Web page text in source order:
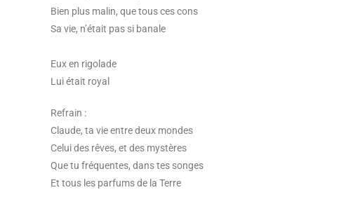
Bien plus malin, que tous ces cons
Sa vie, n’était pas si banale
Eux en rigolade
Lui était royal
Refrain :
Claude, ta vie entre deux mondes
Celui des rêves, et des mystères
Que tu fréquentes, dans tes songes
Et tous les parfums de la Terre